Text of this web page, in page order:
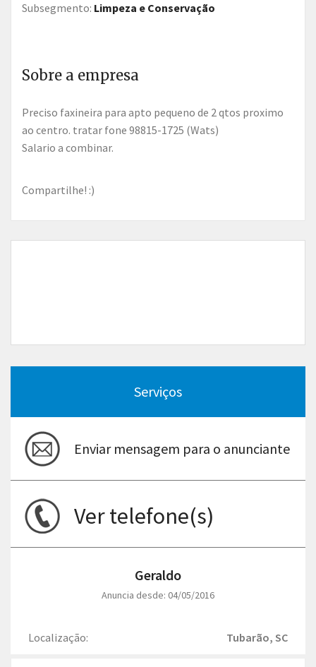
Subsegmento: Limpeza e Conservação
Sobre a empresa
Preciso faxineira para apto pequeno de 2 qtos proximo
ao centro. tratar fone 98815-1725 (Wats)
Salario a combinar.
Compartilhe! :)
Serviços
Enviar mensagem para o anunciante
Ver telefone(s)
Geraldo
Anuncia desde: 04/05/2016
Localização: Tubarão, SC